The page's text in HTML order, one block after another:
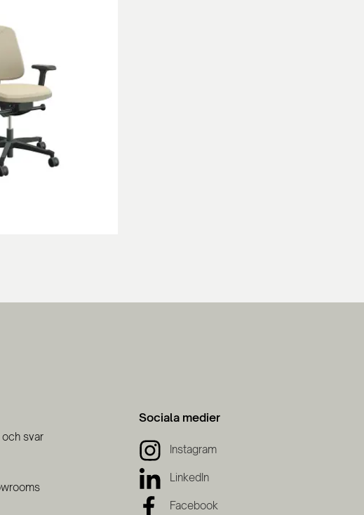
och svar
Sociala medier
Instagram
LinkedIn
Facebook